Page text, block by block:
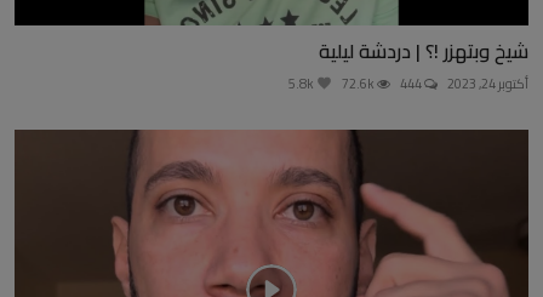
شيخ وبتهزر !؟ | دردشة ليلية
أكتوبر 24, 2023